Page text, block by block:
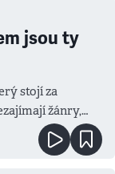
jsou ty
stojí za
žánry,